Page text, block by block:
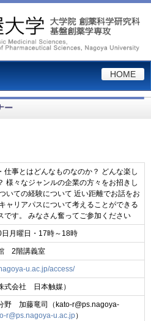
HOME
ー
仕事とはどんなものなのか？ どんな楽し
様々なジャンルの企業の方々をお招きし
いての経験について 近い距離でお話をお
ャリアパスについて考えることができる
です。 みなさん奮ってご参加ください
月曜日・17時～18時
2階講義室
u.ac.jp/access/
会社 日本触媒）
野 加藤竜司（kato-r@ps.nagoya-
r@ps.nagoya-u.ac.jp）